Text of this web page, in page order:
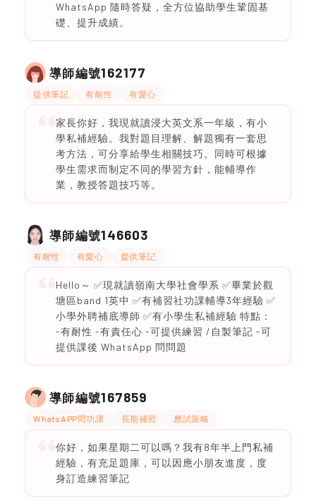
WhatsApp 隨時答疑，全方位協助學生鞏固基
礎、提升成績。
導師編號162177
提供筆記 有耐性 有愛心
家長你好，我現就讀浸大英文系一年級，有小
學私補經驗。我對題目理解、解題獨有一套思
考方法，可分享給學生相關技巧。同時可根據
學生需求而制定不同的學習方針，能輔導作
業，教授答題技巧等。
導師編號146603
有耐性 有愛心 提供筆記
Hello～ ✅現就讀嶺南大學社會學系 ✅畢業於觀
塘區band 1英中 ✅有補習社功課輔導3年經驗 ✅
小學外聘補底導師 ✅有小學生私補經驗 特點：
-有耐性 -有責任心 -可提供練習 /自製筆記 -可
提供課後 WhatsApp 問問題
導師編號167859
WhatsAPP問功課 長期補習 應試策略
你好，如果星期二可以嗎？我有8年半上門私補
經驗，有充足題庫，可以因應小朋友進度，度
身訂造練習筆記